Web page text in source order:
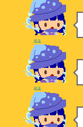
睡蓮
睡蓮